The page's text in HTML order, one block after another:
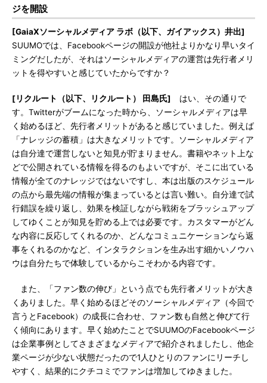
ジを開設
[GaiaXソーシャルメディア ラボ（以下、ガイアックス）井出]
SUUMOでは、Facebookページの開設が他社よりかなり早いタイ
ミングだしたが、それはソーシャルメディアの運営は先行者メリ
ットを得やすいと感じていたからですか？
[リクルート（以下、リクルート） 田島氏]
はい、その通りで
す。Twitterがブームになった時から、ソーシャルメディアは早
く始めるほど、先行者メリットがあると感じていました。例えば
「ナレッジの蓄積」は大きなメリットです。ソーシャルメディア
は自分達で運営しないと知見が貯まりません。書籍やネット上な
どで公開されている情報を得るのもよいですが、そこに出ている
情報が全てのナレッジではないですし、本は出版のスケジュール
の点から最先端の情報が集まっているとは言い難い。自分達で試
行錯誤を繰り返し、効果を検証しながら戦術をブラッシュアップ
してゆくことが知見を貯める上では必要です。カスタマーがどん
な内容に反応してくれるのか、どんなコミュニケーションなら返
事をくれるのかなど、インタラクションを生み出す細かいノウハ
ウは自分たちで体験しているからこそわかる内容です。
また、「ファン数の伸び」という点でも先行者メリットが大き
くありました。早く始めるほどそのソーシャルメディア（今回で
言うとFacebook）の成長に合わせ、ファン数も自然と伸びて行
く傾向にあります。早く始めたことでSUUMOのFacebookページ
は企業事例としてさまざまなメディアで紹介されましたし、他企
業ページが少ない状態だったので1人ひとりのファンにリーチし
やすく、結果的にクチコミでファンは増加してゆきました。